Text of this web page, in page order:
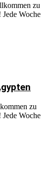
zu
Woche
zu
Woche